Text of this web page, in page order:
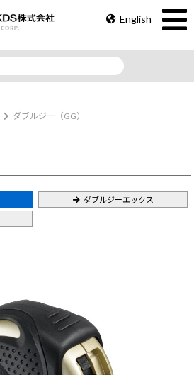
English
ダブルジー（GG）
ダブルジーエックス